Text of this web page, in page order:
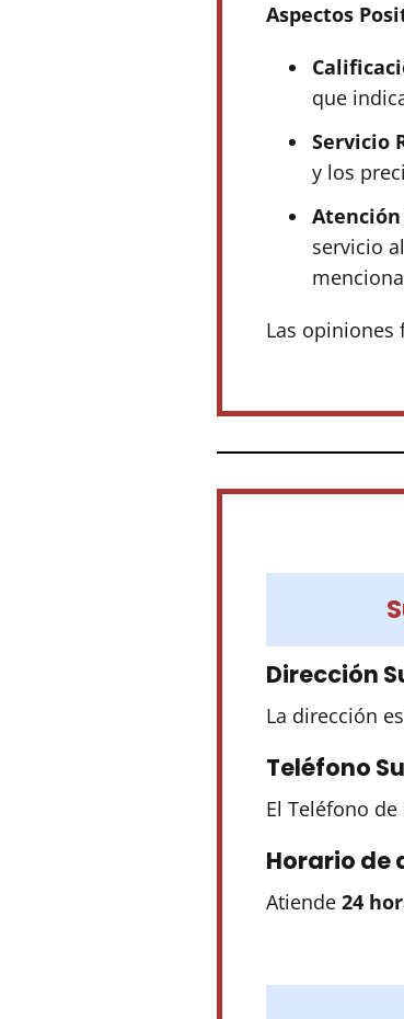
Aspectos
que
Servicio
y los
servicio
Las opiniones
Dirección
La dirección
Teléfono
El Teléfono de
Horario de
Atiende 24